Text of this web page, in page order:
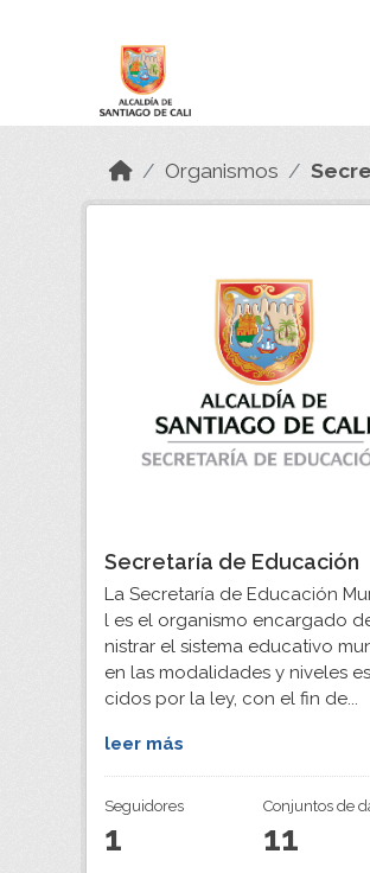
Organismos
Secretaría de Educación
La Secretaría de Educación
l es el organismo encargado
nistrar el sistema educativo
en las modalidades y niveles
cidos por la ley, con el fin de...
leer más
Seguidores
1
Conjuntos de
11